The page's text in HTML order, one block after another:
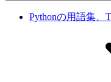
Pythonの用語集、